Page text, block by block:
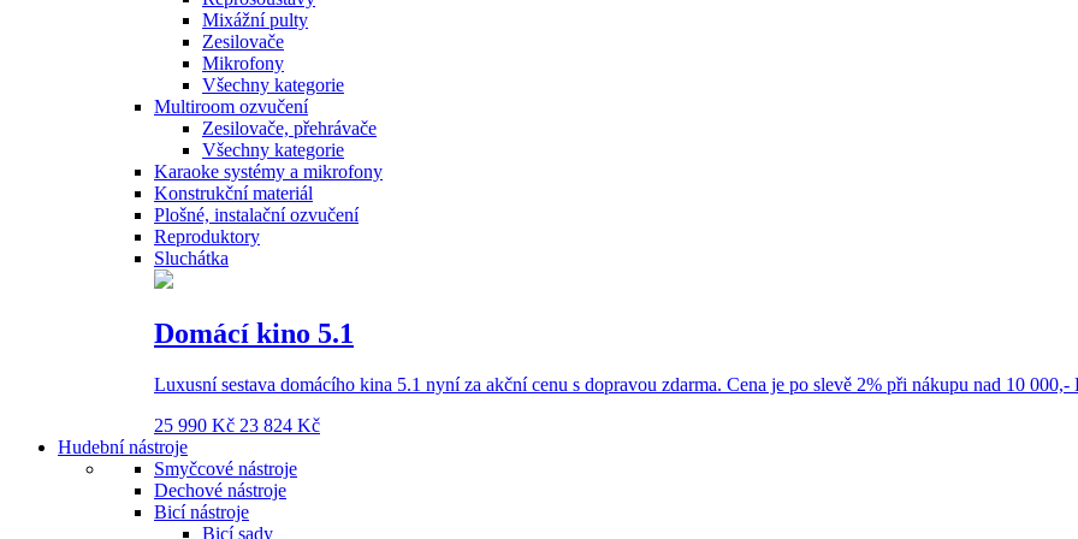
Mixážní pulty
Zesilovače
Mikrofony
Všechny kategorie
Multiroom ozvučení
Zesilovače, přehrávače
Všechny kategorie
Karaoke systémy a mikrofony
Konstrukční materiál
Plošné, instalační ozvučení
Reproduktory
Sluchátka
Domácí kino 5.1
Luxusní sestava domácího kina 5.1 nyní za akční cenu s dopravou zdarma. Cena je po slevě 2% při nákupu nad 10 000,-
25 990 Kč 23 824 Kč
Hudební nástroje
Smyčcové nástroje
Dechové nástroje
Bicí nástroje
Bicí sady